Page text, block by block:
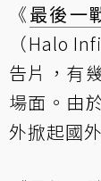
《最後一
（Halo
告片，有
場面。由
外掀起國